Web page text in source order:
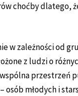
choćby dlatego,
w zależności od
z ludzi o
przestrzeń
osób młodych i